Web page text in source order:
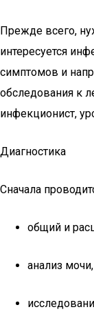
Прежде всего,
интересуется
симптомов и
обследования к
инфекционист,
Диагностика
Сначала
общий и
анализ мочи,